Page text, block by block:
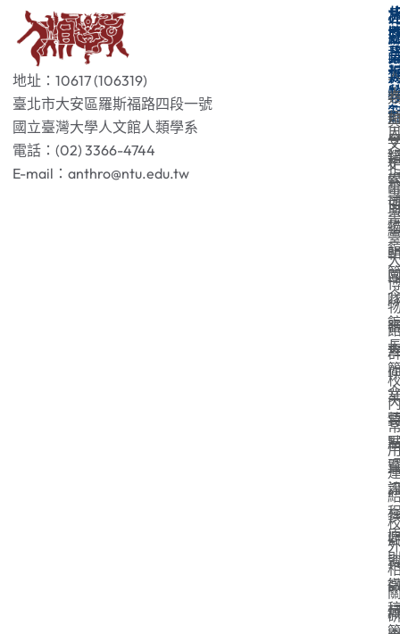
地址：10617 (106319)
臺北市大安區羅斯福路四段一號
國立臺灣大學人文館人類學系
電話：(02) 3366-4744
E-mail：anthro@ntu.edu.tw